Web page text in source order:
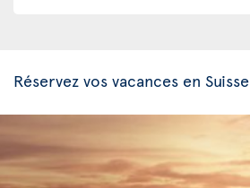
Réservez vos vacances en Suisse